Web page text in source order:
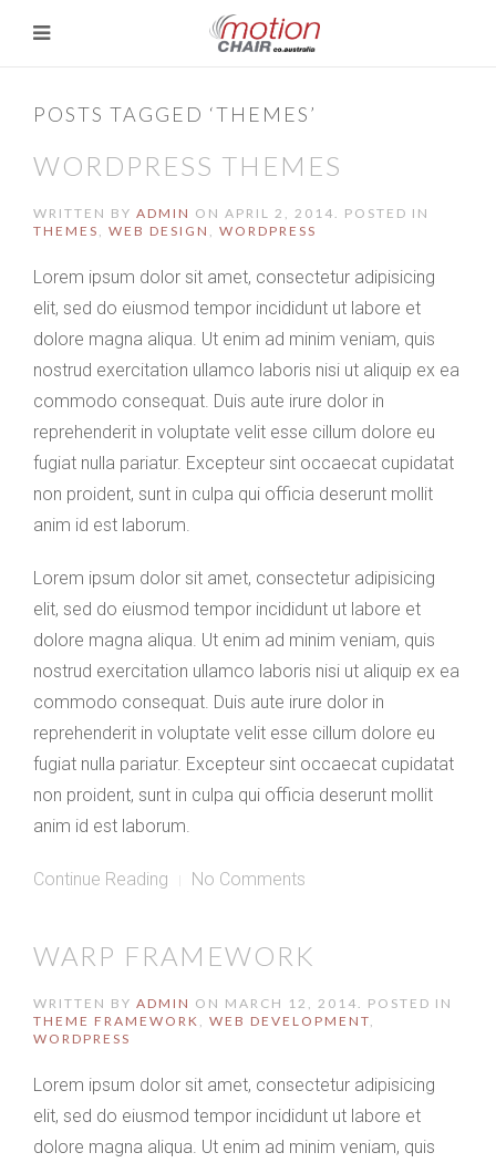
POSTS TAGGED ‘THEMES’
WORDPRESS THEMES
WRITTEN BY ADMIN ON APRIL 2, 2014. POSTED IN
THEMES , WEB DESIGN , WORDPRESS
Lorem ipsum dolor sit amet, consectetur adipisicing
elit, sed do eiusmod tempor incididunt ut labore et
dolore magna aliqua. Ut enim ad minim veniam, quis
nostrud exercitation ullamco laboris nisi ut aliquip ex ea
commodo consequat. Duis aute irure dolor in
reprehenderit in voluptate velit esse cillum dolore eu
fugiat nulla pariatur. Excepteur sint occaecat cupidatat
non proident, sunt in culpa qui officia deserunt mollit
anim id est laborum.
Lorem ipsum dolor sit amet, consectetur adipisicing
elit, sed do eiusmod tempor incididunt ut labore et
dolore magna aliqua. Ut enim ad minim veniam, quis
nostrud exercitation ullamco laboris nisi ut aliquip ex ea
commodo consequat. Duis aute irure dolor in
reprehenderit in voluptate velit esse cillum dolore eu
fugiat nulla pariatur. Excepteur sint occaecat cupidatat
non proident, sunt in culpa qui officia deserunt mollit
anim id est laborum.
Continue Reading No Comments
WARP FRAMEWORK
WRITTEN BY ADMIN ON MARCH 12, 2014. POSTED IN
THEME FRAMEWORK , WEB DEVELOPMENT,
WORDPRESS
Lorem ipsum dolor sit amet, consectetur adipisicing
elit, sed do eiusmod tempor incididunt ut labore et
dolore magna aliqua. Ut enim ad minim veniam, quis